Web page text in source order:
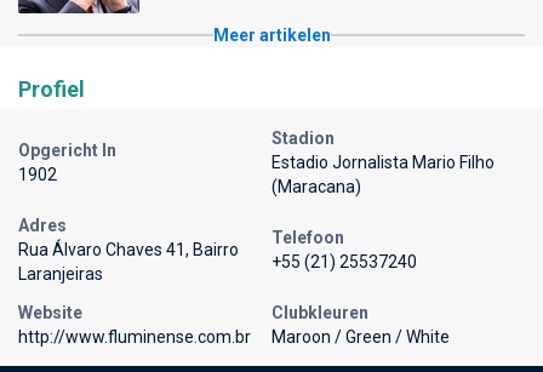
Meer artikelen
Profiel
Opgericht In
1902
Stadion
Estadio Jornalista Mario Filho
(Maracana)
Adres
Rua Álvaro Chaves 41, Bairro
Laranjeiras
Telefoon
+55 (21) 25537240
Website
http://www.fluminense.com.br
Clubkleuren
Maroon / Green / White